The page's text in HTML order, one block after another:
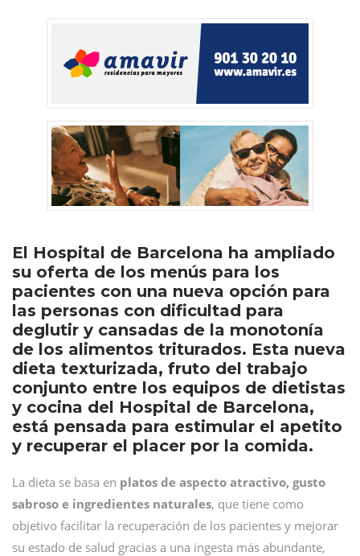
El Hospital de Barcelona ha ampliado
su oferta de los menús para los
pacientes con una nueva opción para
las personas con dificultad para
deglutir y cansadas de la monotonía
de los alimentos triturados. Esta nueva
dieta texturizada, fruto del trabajo
conjunto entre los equipos de dietistas
y cocina del Hospital de Barcelona,
está pensada para estimular el apetito
y recuperar el placer por la comida.
La dieta se basa en platos de aspecto atractivo, gusto
sabroso e ingredientes naturales, que tiene como
objetivo facilitar la recuperación de los pacientes y mejorar
su estado de salud gracias a una ingesta más abundante,